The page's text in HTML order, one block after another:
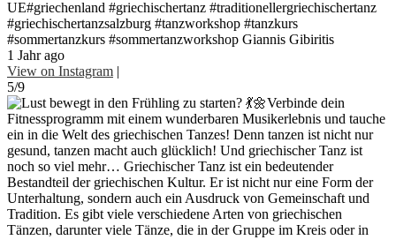
UE#griechenland #griechischertanz #traditionellergriechischertanz
#griechischertanzsalzburg #tanzworkshop #tanzkurs
#sommertanzkurs #sommertanzworkshop Giannis Gibiritis
1 Jahr ago
View on Instagram |
5/9